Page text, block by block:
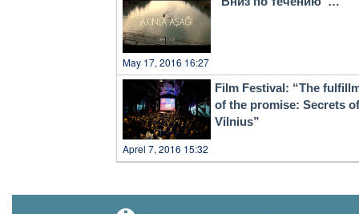
May 17, 2016 16:27
Film Festival: “The
of the promise: Secrets of
Vilnius”
Aprel 7, 2016 15:32